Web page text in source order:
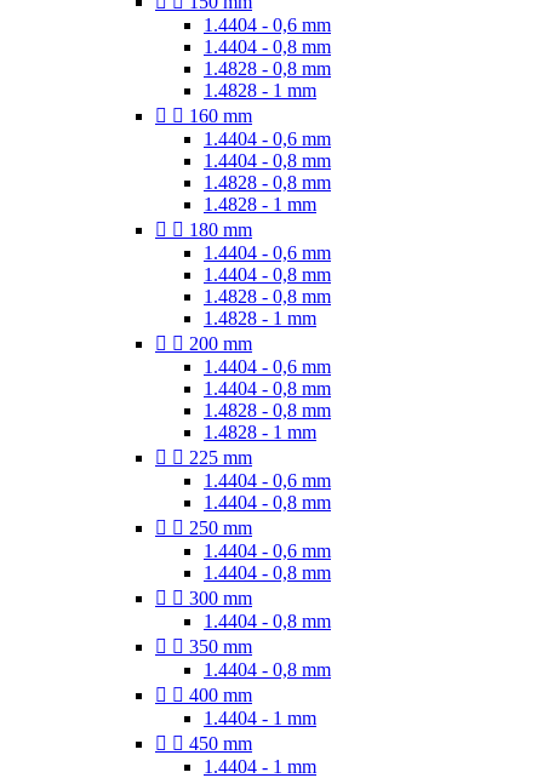
1.4404 - 0,6 mm
1.4404 - 0,8 mm
1.4828 - 0,8 mm
1.4828 - 1 mm
  160 mm
1.4404 - 0,6 mm
1.4404 - 0,8 mm
1.4828 - 0,8 mm
1.4828 - 1 mm
  180 mm
1.4404 - 0,6 mm
1.4404 - 0,8 mm
1.4828 - 0,8 mm
1.4828 - 1 mm
  200 mm
1.4404 - 0,6 mm
1.4404 - 0,8 mm
1.4828 - 0,8 mm
1.4828 - 1 mm
  225 mm
1.4404 - 0,6 mm
1.4404 - 0,8 mm
  250 mm
1.4404 - 0,6 mm
1.4404 - 0,8 mm
  300 mm
1.4404 - 0,8 mm
  350 mm
1.4404 - 0,8 mm
  400 mm
1.4404 - 1 mm
  450 mm
1.4404 - 1 mm